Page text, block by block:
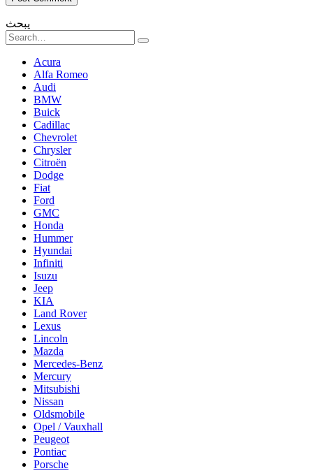
يبحث
Search
for:
Acura
Alfa Romeo
Audi
BMW
Buick
Cadillac
Chevrolet
Chrysler
Citroën
Dodge
Fiat
Ford
GMC
Honda
Hummer
Hyundai
Infiniti
Isuzu
Jeep
KIA
Land Rover
Lexus
Lincoln
Mazda
Mercedes-Benz
Mercury
Mitsubishi
Nissan
Oldsmobile
Opel / Vauxhall
Peugeot
Pontiac
Porsche